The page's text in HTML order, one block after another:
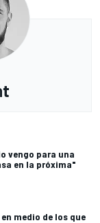
vengo para una
en la próxima"
medio de los que